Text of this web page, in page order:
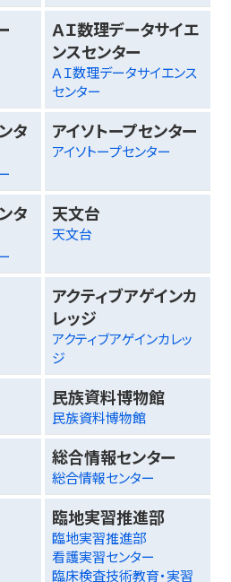
ＡＩ数理データサイエ
ンスセンター
ＡＩ数理データサイエンス
センター
タ
アイソトープセンター
アイソトープセンター
タ
天文台
天文台
アクティブアゲインカ
レッジ
アクティブアゲインカレッ
ジ
民族資料博物館
民族資料博物館
総合情報センター
総合情報センター
臨地実習推進部
臨地実習推進部
看護実習センター
臨床検査技術教育・実習